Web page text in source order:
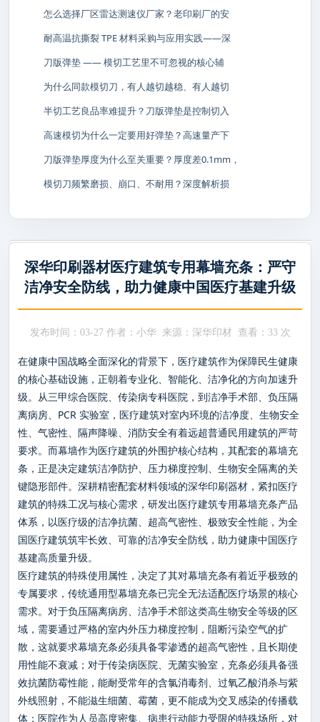
深华印刷器材医疗建筑专用幕墙充条：严守
洁净安全防线，助力健康中国医疗基建升级
发布时间：03-27 作者：小华 来源：深华印材 查看： 33 次
在健康中国战略全面深化的背景下，医疗建筑作为保障民生健康
的核心基础设施，正朝着专业化、智能化、洁净化的方向加速升
级。从三甲综合医院、传染病专科医院，到洁净手术部、负压隔
离病房、PCR 实验室，医疗建筑对室内环境的洁净度、生物安全
性、气密性、隔声降噪、消防安全有着远超普通民用建筑的严苛
要求。而幕墙作为医疗建筑的外围护核心结构，其配套的幕墙充
条，正是决定建筑洁净防护、压力梯度控制、生物安全隔离的关
键隐形部件。深耕精密配套材料领域的深华印刷器材，紧扣医疗
建筑的特殊工况与核心需求，研发出医疗建筑专用幕墙充条产品
体系，以医疗级的洁净抗菌、超高气密性、极致安全性能，为全
国医疗建筑筑牢长效、可靠的洁净安全防线，助力健康中国医疗
基建高质量升级。
医疗建筑的特殊使用属性，决定了其对幕墙充条有着近乎极致的
专属要求，传统通用型幕墙充条已完全无法适配医疗场景的核心
需求。对于负压隔离病房、洁净手术部这类高生物安全等级的区
域，需要通过严格的室内外压力梯度控制，阻断污染空气的扩
散，这就要求幕墙充条必须具备零渗透的超高气密性，且长期使
用性能不衰减；对于传染病医院、无菌实验室，充条必须具备强
效抗菌防霉性能，能耐受常年的含氯消毒剂、过氧乙酸消杀与紫
外线照射，不能滋生细菌、霉菌，更不能成为交叉感染的传播载
体；医院作为人员高度密集、病患行动能力受限的特殊场所，对
怎么选择厂区雷达测速仪厂家？老印刷厂的安
耐高温抗撕裂 TPE 材料采购与应用实践——深
刀版弹垫 —— 模切工艺里不可忽视的核心辅
为什么同款模切刀，有人越切越稳、有人越切
半切工艺良品率难提升？刀版弹垫是控制切入
高速模切为什么一定要用好弹垫？高速量产下
刀版弹垫厚度为什么至关重要？厚度差0.1mm，
模切刀频繁磨损、崩口、不耐用？深度解析损